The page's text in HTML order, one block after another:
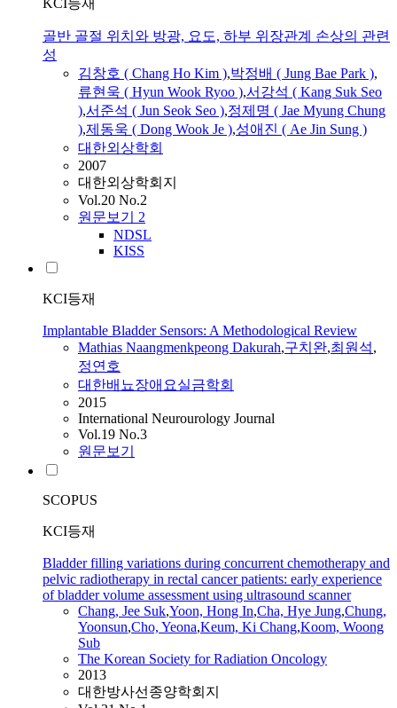
KCI등재
골반 골절 위치와 방광, 요도, 하부 위장관계 손상의 관련
성
김창호 ( Chang Ho Kim ),박정배 ( Jung Bae Park ),
류현욱 ( Hyun Wook Ryoo ),서강석 ( Kang Suk Seo
),서준석 ( Jun Seok Seo ),정제명 ( Jae Myung Chung
),제동욱 ( Dong Wook Je ),성애진 ( Ae Jin Sung )
대한외상학회
2007
대한외상학회지
Vol.20 No.2
원문보기 2
NDSL
KISS
KCI등재
Implantable Bladder Sensors: A Methodological Review
Mathias Naangmenkpeong Dakurah,구치완,최원석,
정연호
대한배뇨장애요실금학회
2015
International Neurourology Journal
Vol.19 No.3
원문보기
SCOPUS
KCI등재
Bladder filling variations during concurrent chemotherapy and
pelvic radiotherapy in rectal cancer patients: early experience
of bladder volume assessment using ultrasound scanner
Chang, Jee Suk,Yoon, Hong In,Cha, Hye Jung,Chung,
Yoonsun,Cho, Yeona,Keum, Ki Chang,Koom, Woong
Sub
The Korean Society for Radiation Oncology
2013
대한방사선종양학회지